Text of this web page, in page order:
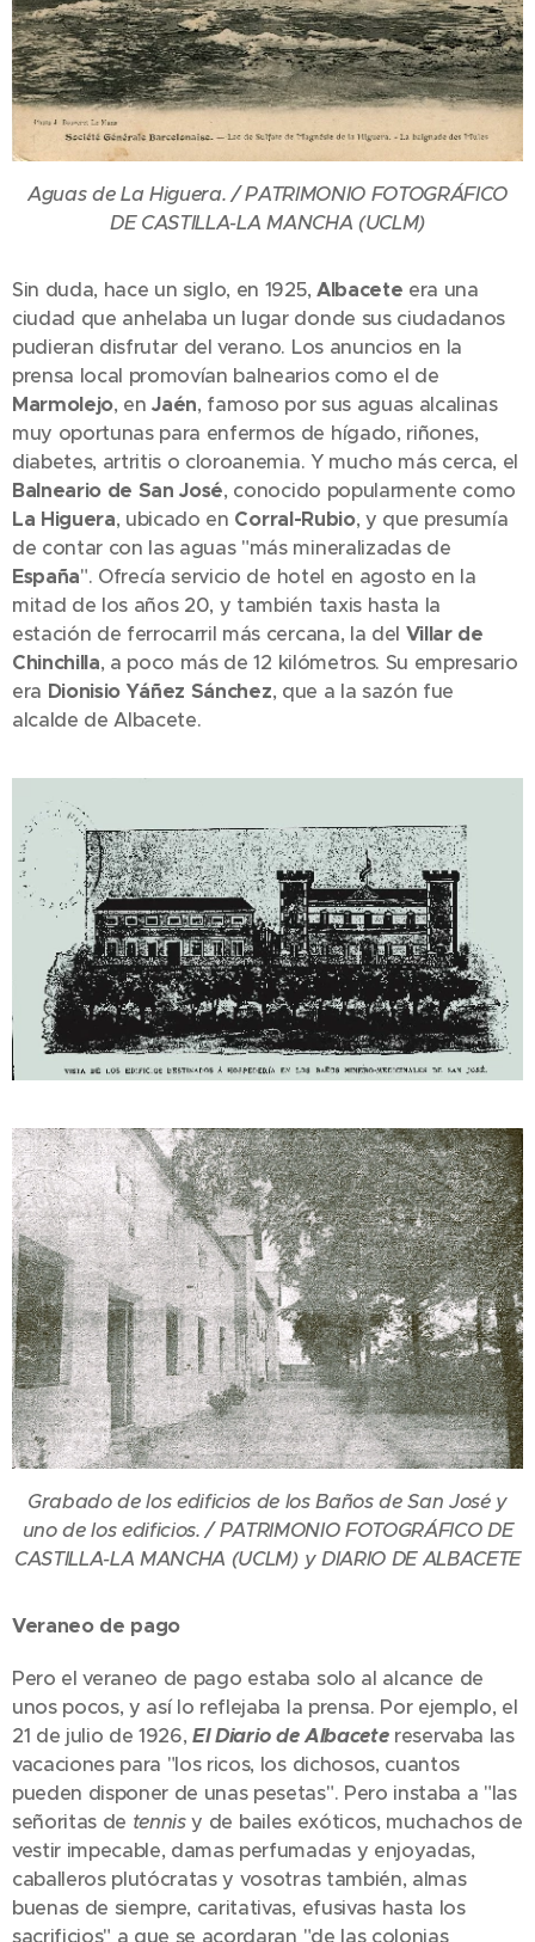
Aguas de La Higuera. / PATRIMONIO FOTOGRÁFICO
DE CASTILLA-LA MANCHA (UCLM)
Sin duda, hace un siglo, en 1925, Albacete era una
ciudad que anhelaba un lugar donde sus ciudadanos
pudieran disfrutar del verano. Los anuncios en la
prensa local promovían balnearios como el de
Marmolejo, enJaén, famoso por sus aguas alcalinas
muy oportunas para enfermos de hígado, riñones,
diabetes, artritis o cloroanemia. Y mucho más cerca, el
Balneario de San José, conocido popularmente como
La Higuera, ubicado en Corral-Rubio, y que presumía
de contar con las aguas "más mineralizadas de
España". Ofrecía servicio de hotel en agosto en la
mitad de los años 20, y también taxis hasta la
estación de ferrocarril más cercana, la del Villar de
Chinchilla, a poco más de 12 kilómetros. Su empresario
era Dionisio Yáñez Sánchez, que a la sazón fue
alcalde de Albacete.
Grabado de los edificios de los Baños de San José y
uno de los edificios. /PATRIMONIO FOTOGRÁFICO DE
CASTILLA-LA MANCHA (UCLM) y DIARIO DE ALBACETE
Veraneo de pago
Pero el veraneo de pago estaba solo al alcance de
unos pocos, y así lo reflejaba la prensa. Por ejemplo, el
21 de julio de 1926,El Diario de Albacetereservaba las
vacaciones para "los ricos, los dichosos, cuantos
pueden disponer de unas pesetas". Pero instaba a "las
señoritas de tennisy de bailes exóticos, muchachos de
vestir impecable, damas perfumadas y enjoyadas,
caballeros plutócratas y vosotras también, almas
buenas de siempre, caritativas, efusivas hasta los
sacrificios" a que se acordaran "de las colonias